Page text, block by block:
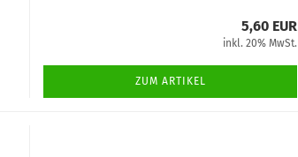
5,60 EUR
inkl. 20% MwSt.
ZUM ARTIKEL